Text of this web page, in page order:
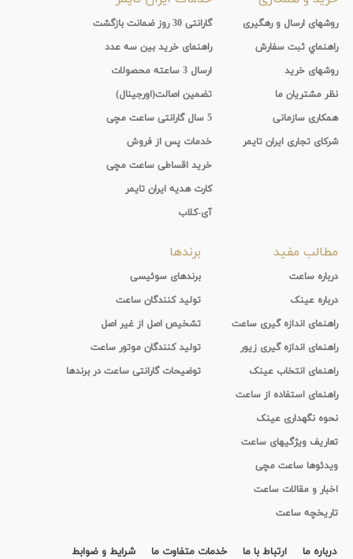
روشهای ارسال و رهگیری
راهنماي ثبت سفارش
روشهای خرید
نظر مشتریان ما
همکاری سازمانی
شرکای تجاری ایران تایمر
گارانتی 30 روز ضمانت بازگشت
راهنمای خرید بین سه عدد
ارسال 3 ساعته محصولات
تضمین اصالت(اورجینال)
5 سال گارانتی ساعت مچی
خدمات پس از فروش
خرید اقساطی ساعت مچی
کارت هدیه ایران تایمر
آی-کلاب
مطالب مفید
درباره ساعت
درباره عینک
راهنمای اندازه گیری ساعت
راهنمای اندازه گیری زیور
راهنمای انتخاب عینک
راهنمای استفاده از ساعت
نحوه نگهداری عینک
تعاریف ویژگیهای ساعت
ویدئوها ساعت مچی
اخبار و مقالات ساعت
تاریخچه ساعت
برندها
برندهای سوئیسی
تولید کنندگان ساعت
تشخیص اصل از غیر اصل
تولید کنندگان موتور ساعت
توضیحات گارانتی ساعت در برندها
درباره ما ارتباط با ما خدمات متفاوت ما شرایط و ضوابط